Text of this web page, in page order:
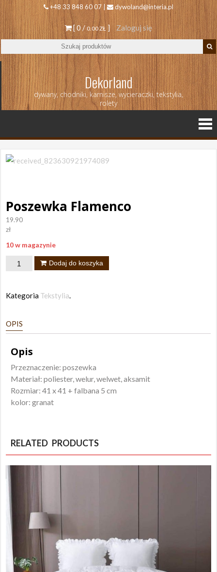
+48 33 848 60 07 | dywoland@interia.pl
[ 0 /0.00 ZŁ ] Zaloguj się
Dekorland
dywany, chodniki, karnisze, wycieraczki, tekstylia,
rolety
Poszewka Flamenco
19.90
zł
10 w magazynie
ilość
Dodaj do koszyka
Kategoria Tekstylia.
OPIS
Opis
Przeznaczenie: poszewka
Materiał: poliester, welur, welwet, aksamit
Rozmiar: 41 x 41 + falbana 5 cm
kolor: granat
RELATED PRODUCTS